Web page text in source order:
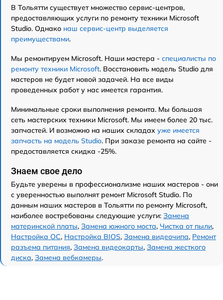
В Тольятти существует множество сервис-центров,
предоставляющих услуги по ремонту техники Microsoft
Studio. Однако наш сервис-центр выделяется
преимуществами.
Мы ремонтируем Microsoft. Наши мастера - специалисты по
ремонту техники Microsoft. Восстановить модель Studio для
мастеров не будет новой задачей. На все виды
проведенных работ у нас имеется гарантия.
Минимальные сроки выполнения ремонта. Мы большая
сеть мастерских техники Microsoft. Мы имеем более 20 тыс.
запчастей. И возможно на наших складах уже имеется
запчасть на модель Studio. При заказе ремонта на сайте -
предоставляется скидка -25%.
Знаем свое дело
Будьте уверены в профессионализме наших мастеров - они
с уверенностью выполнят ремонт Microsoft Studio. По
данным наших мастеров в Тольятти по ремонту Microsoft,
наиболее востребованы следующие услуги: Замена
материнской платы, Замена южного моста, Чистка от пыли,
Настройка ОС, Настройка BIOS, Замена видеочипа, Ремонт
разъема питания, Замена видеокарты, Замена жесткого
диска, Замена вебкамеры.